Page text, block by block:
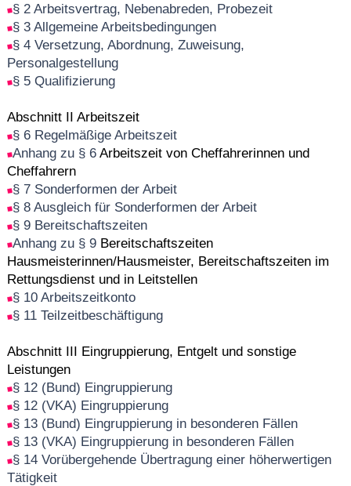
§ 2 Arbeitsvertrag, Nebenabreden, Probezeit
§ 3 Allgemeine Arbeitsbedingungen
§ 4 Versetzung, Abordnung, Zuweisung,
Personalgestellung
§ 5 Qualifizierung
Abschnitt II Arbeitszeit
§ 6 Regelmäßige Arbeitszeit
Anhang zu § 6 Arbeitszeit von Cheffahrerinnen und
Cheffahrern
§ 7 Sonderformen der Arbeit
§ 8 Ausgleich für Sonderformen der Arbeit
§ 9 Bereitschaftszeiten
Anhang zu § 9 Bereitschaftszeiten
Hausmeisterinnen/Hausmeister, Bereitschaftszeiten im
Rettungsdienst und in Leitstellen
§ 10 Arbeitszeitkonto
§ 11 Teilzeitbeschäftigung
Abschnitt III Eingruppierung, Entgelt und sonstige
Leistungen
§ 12 (Bund) Eingruppierung
§ 12 (VKA) Eingruppierung
§ 13 (Bund) Eingruppierung in besonderen Fällen
§ 13 (VKA) Eingruppierung in besonderen Fällen
§ 14 Vorübergehende Übertragung einer höherwertigen
Tätigkeit